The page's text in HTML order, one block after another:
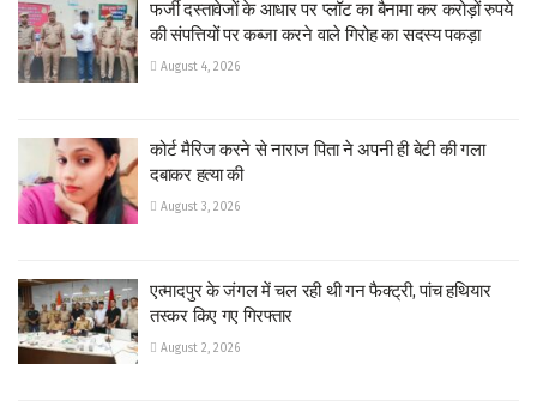
फर्जी दस्तावेजों के आधार पर प्लॉट का बैनामा कर करोड़ों रुपये
की संपत्तियों पर कब्जा करने वाले गिरोह का सदस्य पकड़ा
August 4, 2026
कोर्ट मैरिज करने से नाराज पिता ने अपनी ही बेटी की गला
दबाकर हत्या की
August 3, 2026
एत्मादपुर के जंगल में चल रही थी गन फैक्ट्री, पांच हथियार
तस्कर किए गए गिरफ्तार
August 2, 2026